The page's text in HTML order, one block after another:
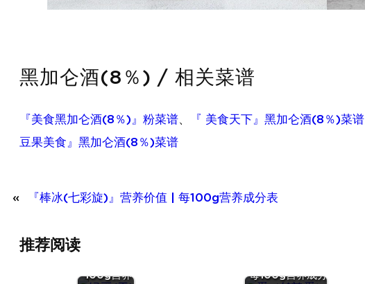
黑加仑酒(8％) / 相关菜谱
『美食黑加仑酒(8％)』粉菜谱、 『 美食天下』黑加仑酒(8％)菜谱
豆果美食』黑加仑酒(8％)菜谱
« 『棒冰(七彩旋)』营养价值 | 每100g营养成分表
推荐阅读
100g营养
每100g营养成分